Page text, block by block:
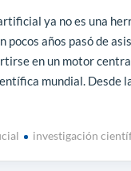
ya no es una
pocos años pasó de
en un motor
mundial. Desde
investigación